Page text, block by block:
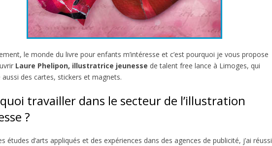
le monde du livre pour enfants m’intéresse et c’est pourquoi je vous propose
Laure Phelipon, illustratrice jeunesse de talent free lance à Limoges, qui
des cartes, stickers et magnets.
travailler dans le secteur de l’illustration
?
études d’arts appliqués et des expériences dans des agences de publicité, j’ai réussi